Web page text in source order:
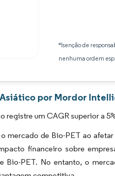
*Isenção de
nenhuma ordem
por Mordor
registre um CAGR superior a
de Bio-PET ao
financeiro sobre
PET. No entanto, o